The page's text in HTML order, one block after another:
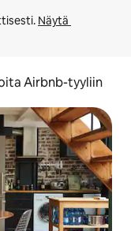
Näytä
Airbnb-tyyliin